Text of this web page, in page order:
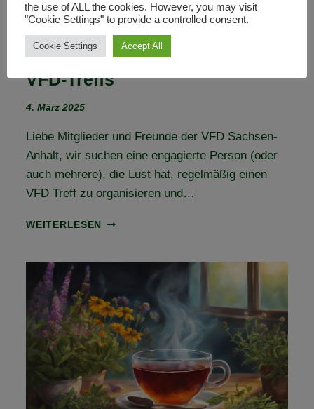
Aufruf zur Mitgestaltung eines
VFD-Treffs
4. März 2025
Liebe Mitglieder und Freunde der VFD Sachsen-
Anhalt, wir suchen eine engagierte Person (oder
auch mehrere), die Lust hat, regelmäßig einen
VFD Treff zu organisieren und…
WEITERLESEN
AUFRUF
TREFFS
the use of ALL the cookies. However, you may visit
"Cookie Settings" to provide a controlled consent.
Cookie Settings Accept All